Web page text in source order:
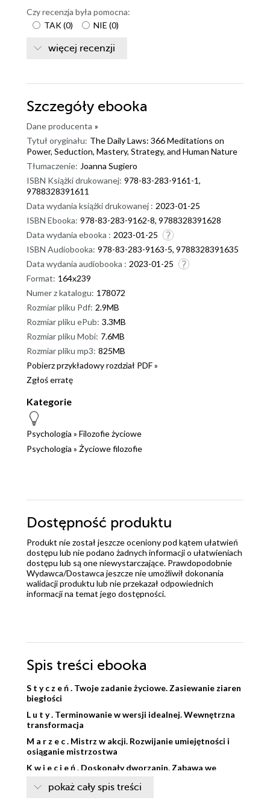
Czy recenzja była pomocna:
TAK(0) NIE (0)
więcej recenzji
Szczegóły ebooka
Dane producenta »
Tytuł oryginału: The Daily Laws: 366 Meditations on
Power, Seduction, Mastery, Strategy, and Human Nature
Tłumaczenie: Joanna Sugiero
ISBN Książki drukowanej: 978-83-283-9161-1,
9788328391611
Data wydania książki drukowanej : 2023-01-25
ISBN Ebooka: 978-83-283-9162-8, 9788328391628
Data wydania ebooka : 2023-01-25
ISBN Audiobooka: 978-83-283-9163-5, 9788328391635
Data wydania audiobooka : 2023-01-25
Format: 164x239
Numer z katalogu: 178072
Rozmiar pliku Pdf: 2.9MB
Rozmiar pliku ePub: 3.3MB
Rozmiar pliku Mobi: 7.6MB
Rozmiar pliku mp3: 825MB
Pobierz przykładowy rozdział PDF »
Zgłoś erratę
Kategorie
Psychologia » Filozofie życiowe
Psychologia » Życiowe filozofie
Dostępność produktu
Produkt nie został jeszcze oceniony pod kątem ułatwień
dostępu lub nie podano żadnych informacji o ułatwieniach
dostępu lub są one niewystarczające. Prawdopodobnie
Wydawca/Dostawca jeszcze nie umożliwił dokonania
walidacji produktu lub nie przekazał odpowiednich
informacji na temat jego dostępności.
Spis treści ebooka
S t y c z e ń . Twoje zadanie życiowe. Zasiewanie ziaren
biegłości
L u t y . Terminowanie w wersji idealnej. Wewnętrzna
transformacja
M a r z e c . Mistrz w akcji. Rozwijanie umiejętności i
osiąganie mistrzostwa
K w i e c i e ń . Doskonały dworzanin. Zabawa we
M a j . Ci, którzy udają, że nie grają o władzę.
pokaż cały spis treści